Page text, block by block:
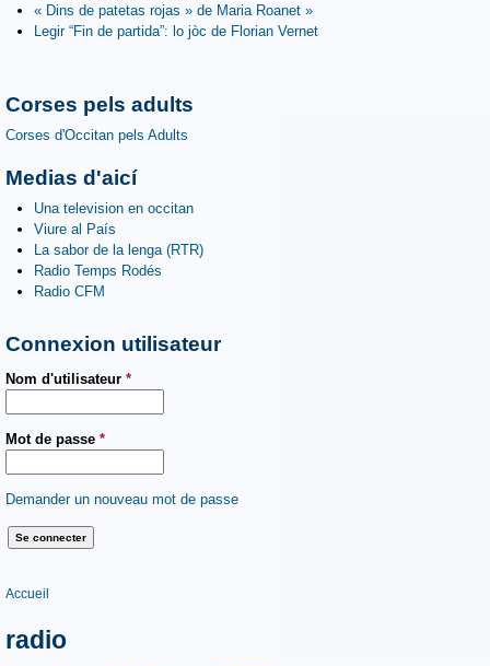
« Dins de patetas rojas » de Maria Roanet »
Legir “Fin de partida”: lo jòc de Florian Vernet
Corses pels adults
Corses d'Occitan pels Adults
Medias d'aicí
Una television en occitan
Viure al País
La sabor de la lenga (RTR)
Radio Temps Rodés
Radio CFM
Connexion utilisateur
Nom d'utilisateur *
Mot de passe *
Demander un nouveau mot de passe
Vous êtes ici
Accueil
radio